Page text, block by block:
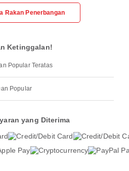
Rakan Penerbangan
Ketinggalan!
Popular Teratas
Popular
yang Diterima